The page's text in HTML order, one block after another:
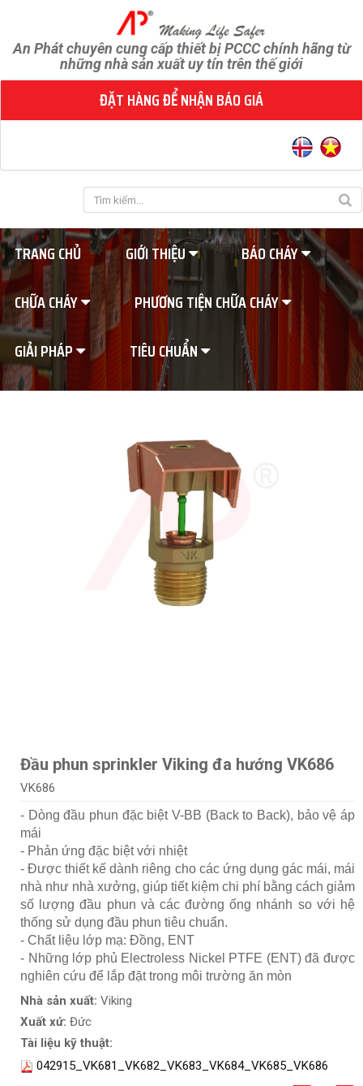
An Phát chuyên cung cấp thiết bị PCCC chính hãng từ
những nhà sản xuất uy tín trên thế giới
ĐẶT HÀNG ĐỂ NHẬN BÁO GIÁ
TRANG CHỦ GIỚI THIỆU
BÁO CHÁY
CHỮA CHÁY
PHƯƠNG TIỆN CHỮA CHÁY
GIẢI PHÁP
TIÊU CHUẨN
Đầu phun sprinkler Viking đa hướng VK686
VK686
- Dòng đầu phun đặc biệt V-BB (Back to Back), bảo vệ áp
mái
- Phản ứng đặc biệt với nhiệt
- Được thiết kế dành riêng cho các ứng dụng gác mái, mái
nhà như nhà xưởng, giúp tiết kiệm chi phí bằng cách giảm
số lượng đầu phun và các đường ống nhánh so với hệ
thống sử dụng đầu phun tiêu chuẩn.
- Chất liệu lớp mạ: Đồng, ENT
- Những lớp phủ Electroless Nickel PTFE (ENT) đã được
nghiên cứu để lắp đặt trong môi trường ăn mòn
Nhà sản xuất: Viking
Xuất xứ: Đức
Tài liệu kỹ thuật:
042915_VK681_VK682_VK683_VK684_VK685_VK686